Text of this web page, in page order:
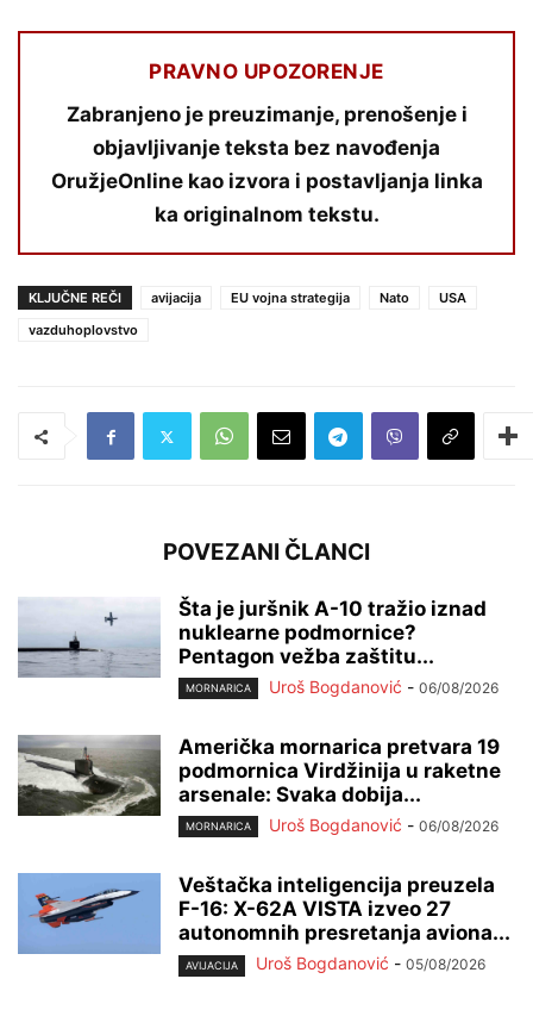
PRAVNO UPOZORENJE
Zabranjeno je preuzimanje, prenošenje i
objavljivanje teksta bez navođenja
OružjeOnline kao izvora i postavljanja linka
ka originalnom tekstu.
KLJUČNE REČI avijacija EU vojna strategija Nato
USA
vazduhoplovstvo
POVEZANI ČLANCI
Šta je juršnik A-10 tražio iznad
nuklearne podmornice?
Pentagon vežba zaštitu...
MORNARICA Uroš Bogdanović - 06/08/2026
Američka mornarica pretvara 19
podmornica Virdžinija u raketne
arsenale: Svaka dobija...
MORNARICA Uroš Bogdanović - 06/08/2026
Veštačka inteligencija preuzela
F-16: X-62A VISTA izveo 27
autonomnih presretanja aviona...
AVIJACIJA Uroš Bogdanović - 05/08/2026